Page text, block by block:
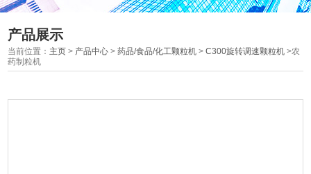
产品展示
当前位置： 主页 > 产品中心 >药品/食品/化工颗粒机 >C300旋转调速颗粒机 >农
药制粒机